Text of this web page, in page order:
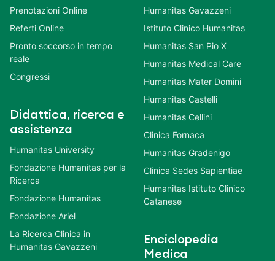
Prenotazioni Online
Referti Online
Pronto soccorso in tempo
reale
Congressi
Didattica, ricerca e
assistenza
Humanitas University
Fondazione Humanitas per la
Ricerca
Fondazione Humanitas
Fondazione Ariel
La Ricerca Clinica in
Humanitas Gavazzeni
Humanitas Gavazzeni
Istituto Clinico Humanitas
Humanitas San Pio X
Humanitas Medical Care
Humanitas Mater Domini
Humanitas Castelli
Humanitas Cellini
Clinica Fornaca
Humanitas Gradenigo
Clinica Sedes Sapientiae
Humanitas Istituto Clinico
Catanese
Enciclopedia
Medica